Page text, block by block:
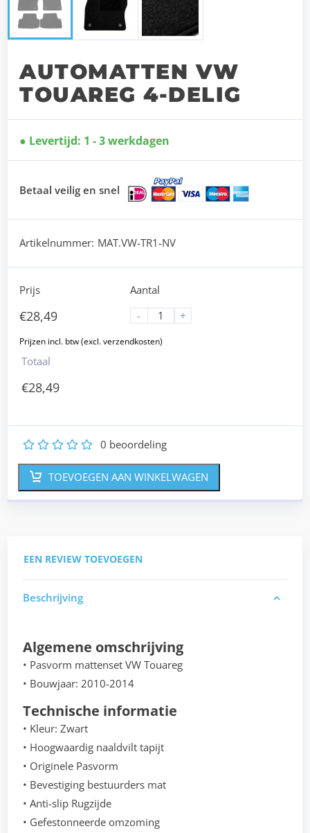
AUTOMATTEN VW
TOUAREG 4-DELIG
Levertijd: 1 - 3 werkdagen
Betaal veilig en snel
Artikelnummer: MAT.VW-TR1-NV
Prijs
€28,49
Aantal
-
+
Totaal
€28,49
5
4
3
2 0 beoordeling
TOEVOEGEN AAN WINKELWAGEN
EEN REVIEW TOEVOEGEN
Beschrijving
Algemene omschrijving
• Pasvorm mattenset VW Touareg
• Bouwjaar: 2010-2014
Technische informatie
• Kleur: Zwart
• Hoogwaardig naaldvilt tapijt
• Originele Pasvorm
• Bevestiging bestuurders mat
• Anti-slip Rugzijde
• Gefestonneerde omzoming